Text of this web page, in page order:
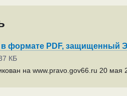
формате PDF, защищенный
КБ
на www.pravo.gov66.ru 20 мая